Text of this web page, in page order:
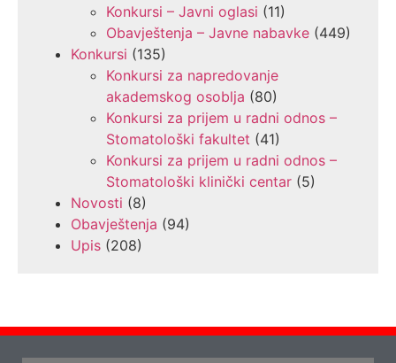
Konkursi – Javni oglasi (11)
Obavještenja – Javne nabavke (449)
Konkursi (135)
Konkursi za napredovanje
akademskog osoblja (80)
Konkursi za prijem u radni odnos –
Stomatološki fakultet (41)
Konkursi za prijem u radni odnos –
Stomatološki klinički centar (5)
Novosti (8)
Obavještenja (94)
Upis (208)